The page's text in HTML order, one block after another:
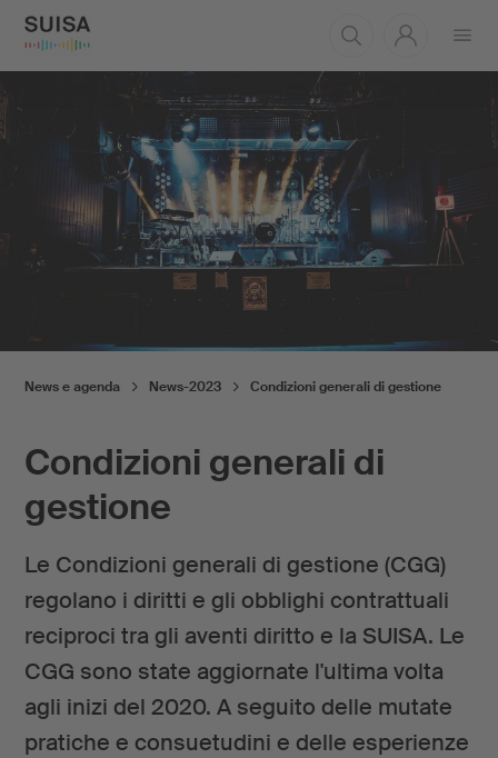
Condizioni generali di
gestione
Le Condizioni generali di gestione (CGG)
regolano i diritti e gli obblighi contrattuali
reciproci tra gli aventi diritto e la SUISA. Le
CGG sono state aggiornate l'ultima volta
agli inizi del 2020. A seguito delle mutate
pratiche e consuetudini e delle esperienze
News e agenda News-2023 Condizioni generali di gestione